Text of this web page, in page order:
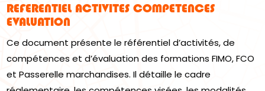
REFERENTIEL ACTIVITES COMPETENCES
EVALUATION
Ce document présente le référentiel d’activités, de
compétences et d’évaluation des formations FIMO, FCO
et Passerelle marchandises. Il détaille le cadre